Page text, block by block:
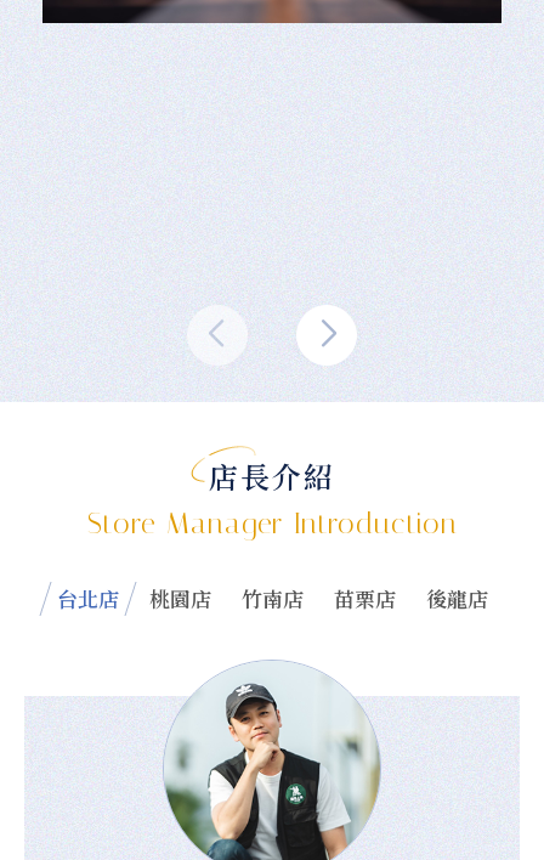
店長介紹
Store Manager Introduction
台北店 桃園店 竹南店 苗栗店 後龍店